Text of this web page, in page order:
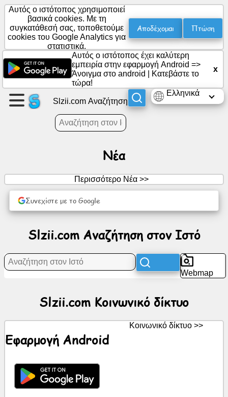
Δημιουργήστε
μια
σελίδα
Δημιουργία
ομάδας
διάταξη
Ψυχαγωγία
Νέα
Επαφές
Αυτός ο ιστότοπος χρησιμοποιεί
βασικά cookies. Με τη
συγκατάθεσή σας, τοποθετούμε
cookies του Google Analytics για
στατιστικά.
Αποδέχομαι Πτώση
Αυτός ο ιστότοπος έχει καλύτερη
εμπειρία στην εφαρμογή Android =>
Άνοιγμα στο android
Κατεβάστε το
τώρα!
x
Ελληνικά
Slzii.com Αναζήτηση
Νέα
Περισσότερο Νέα >>
Συνεχίστε με το Google
Slzii.com Αναζήτηση στον Ιστό
Webmap
Slzii.com Κοινωνικό δίκτυο
Εφαρμογή Android
Κοινωνικό δίκτυο >>